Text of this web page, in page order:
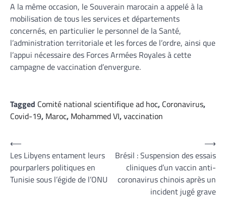
A la même occasion, le Souverain marocain a appelé à la
mobilisation de tous les services et départements
concernés, en particulier le personnel de la Santé,
l’administration territoriale et les forces de l’ordre, ainsi que
l’appui nécessaire des Forces Armées Royales à cette
campagne de vaccination d’envergure.
Tagged Comité national scientifique ad hoc, Coronavirus,
Covid-19, Maroc, Mohammed VI,vaccination
Navigation
de
l’article
⟵
Les Libyens entament leurs
pourparlers politiques en
Tunisie sous l’égide de l’ONU
Brésil : Suspension des essais
cliniques d’un vaccin anti-
coronavirus chinois après un
incident jugé grave
⟶